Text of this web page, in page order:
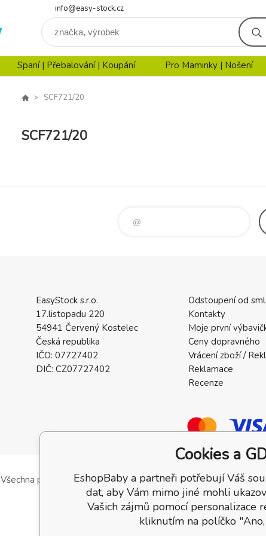
info@easy-stock.cz
Spaní | Přebalování | Koupání Pro Maminky | Nošení
SCF721/20
SCF721/20
EasyStock s.r.o.
17.listopadu 220
54941 Červený Kostelec
Česká republika
IČO: 07727402
DIČ: CZ07727402
Odstoupení od
Kontakty
Moje první
Ceny dopravného
Vrácení zboží /
Reklamace
Recenze
Všechna práva vyhrazena.
Cookies a
EshopBaby a partneři potřebují Váš
dat, aby Vám mimo jiné mohli
Vašich zájmů pomocí personalizace
kliknutím na políčko